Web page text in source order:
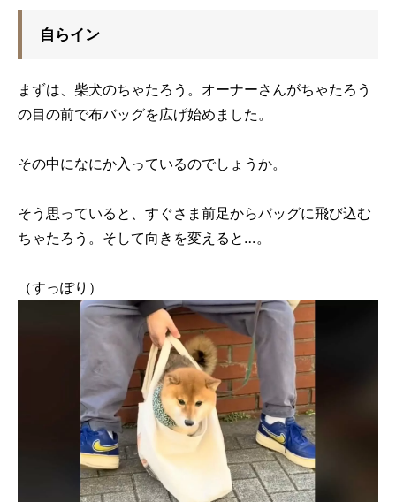
自らイン
まずは、柴犬のちゃたろう。オーナーさんがちゃたろう
の目の前で布バッグを広げ始めました。
その中になにか入っているのでしょうか。
そう思っていると、すぐさま前足からバッグに飛び込む
ちゃたろう。そして向きを変えると…。
（すっぽり）